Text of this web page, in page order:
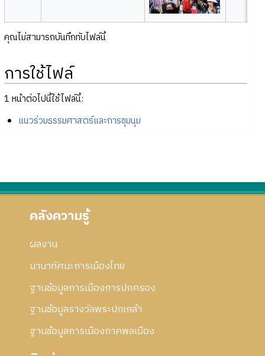
คุณไม่สามารถบันทึกทับไฟล์นี้
การใช้ไฟล์
1 หน้าต่อไปนี้ใช้ไฟล์นี้:
แนวร่วมธรรมศาสตร์และการชุมนุม
คลังความรู้
ผลงาน
นานาทัศนะการเมืองไทย
ฐานข้อมูลการเมืองการปกครอง
ฐานข้อมูลรางวัลพระปกเกล้า
ฐานข้อมูลการเมืองภาคพลเมือง